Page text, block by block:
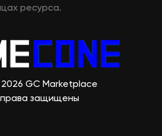
ресурса.
GC Marketplace
защищены